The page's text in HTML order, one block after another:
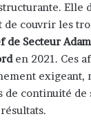
Elle
de couvrir les
de Secteur
en 2021. Ces
exigeant,
continuité